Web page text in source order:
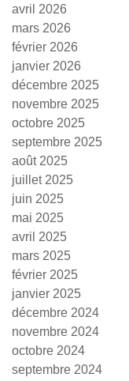
avril 2026
mars 2026
février 2026
janvier 2026
décembre 2025
novembre 2025
octobre 2025
septembre 2025
août 2025
juillet 2025
juin 2025
mai 2025
avril 2025
mars 2025
février 2025
janvier 2025
décembre 2024
novembre 2024
octobre 2024
septembre 2024